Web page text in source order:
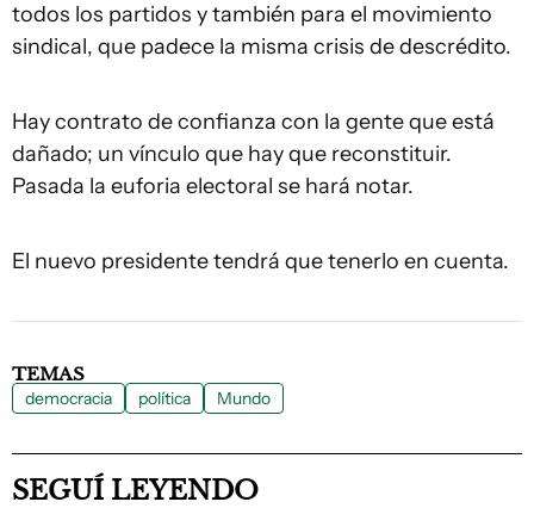
todos los partidos y también para el movimiento
sindical, que padece la misma crisis de descrédito.
Hay contrato de confianza con la gente que está
dañado; un vínculo que hay que reconstituir.
Pasada la euforia electoral se hará notar.
El nuevo presidente tendrá que tenerlo en cuenta.
TEMAS
democracia política Mundo
SEGUÍ LEYENDO